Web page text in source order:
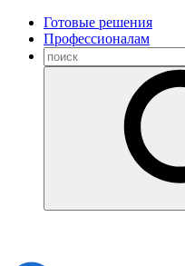
Готовые решения
Профессионалам